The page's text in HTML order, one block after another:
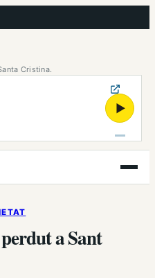
Cristina.
▶
Obre
el
a Sant